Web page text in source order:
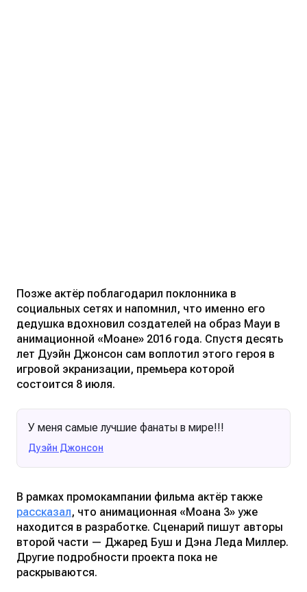
Позже актёр поблагодарил поклонника в
социальных сетях и напомнил, что именно его
дедушка вдохновил создателей на образ Мауи в
анимационной «Моане» 2016 года. Спустя десять
лет Дуэйн Джонсон сам воплотил этого героя в
игровой экранизации, премьера которой
состоится 8 июля.
У меня самые лучшие фанаты в мире!!!
Дуэйн Джонсон
В рамках промокампании фильма актёр также
рассказал, что анимационная «Моана 3» уже
находится в разработке. Сценарий пишут авторы
второй части — Джаред Буш и Дэна Леда Миллер.
Другие подробности проекта пока не
раскрываются.